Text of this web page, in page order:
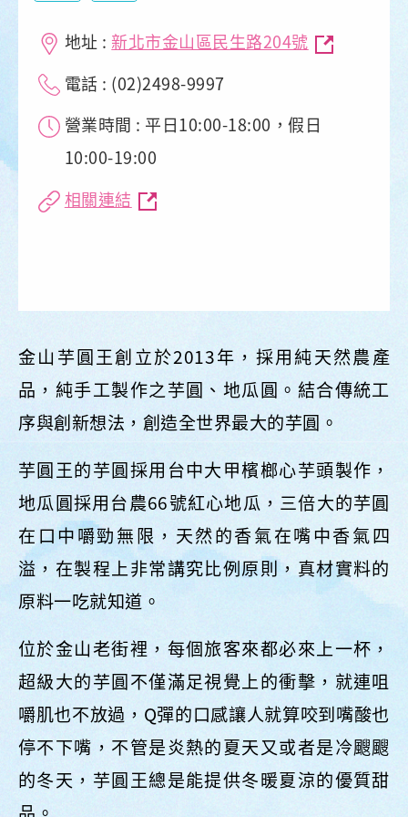
地址 : 新北市金山區民生路204號
電話 : (02)2498-9997
營業時間 : 平日10:00-18:00，假日
10:00-19:00
相關連結
金山芋圓王創立於2013年，採用純天然農產
品，純手工製作之芋圓、地瓜圓。結合傳統工
序與創新想法，創造全世界最大的芋圓。
芋圓王的芋圓採用台中大甲檳榔心芋頭製作，
地瓜圓採用台農66號紅心地瓜，三倍大的芋圓
在口中嚼勁無限，天然的香氣在嘴中香氣四
溢，在製程上非常講究比例原則，真材實料的
原料一吃就知道。
位於金山老街裡，每個旅客來都必來上一杯，
超級大的芋圓不僅滿足視覺上的衝擊，就連咀
嚼肌也不放過，Q彈的口感讓人就算咬到嘴酸也
停不下嘴，不管是炎熱的夏天又或者是冷颼颼
的冬天，芋圓王總是能提供冬暖夏涼的優質甜